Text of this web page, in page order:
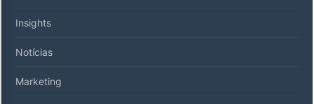
Insights
Notícias
Marketing